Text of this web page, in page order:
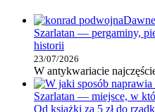
Szarlatan — pergaminy,
historii
23/07/2026
W antykwariacie
Szarlatan — miejsce, w
Od książki za 5 zł do